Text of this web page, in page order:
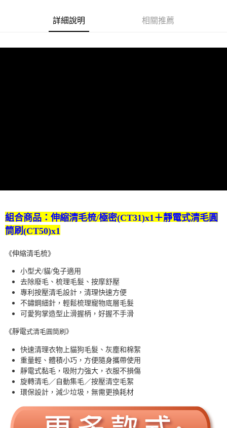
詳細說明 相關推薦
組合商品：伸縮清毛梳/極密(CT31)x1＋靜電式清毛圓
筒刷(CT50)x1
《伸縮清毛梳》
小型犬/貓/兔子適用
去除廢毛、梳理毛髮、按摩舒壓
專利按壓清毛設計，清理快速方便
不鏽鋼細針，輕鬆梳理寵物底層毛髮
可愛狗掌造型止滑握柄，好握不手滑
《靜電式清毛圓筒刷》
快速清理衣物上貓狗毛髮、灰塵和棉絮
重量輕、體積小巧，方便隨身攜帶使用
靜電式黏毛，吸附力強大，衣服不損傷
旋轉清毛／自動集毛／按壓清空毛絮
環保設計，減少垃圾，無需更換耗材